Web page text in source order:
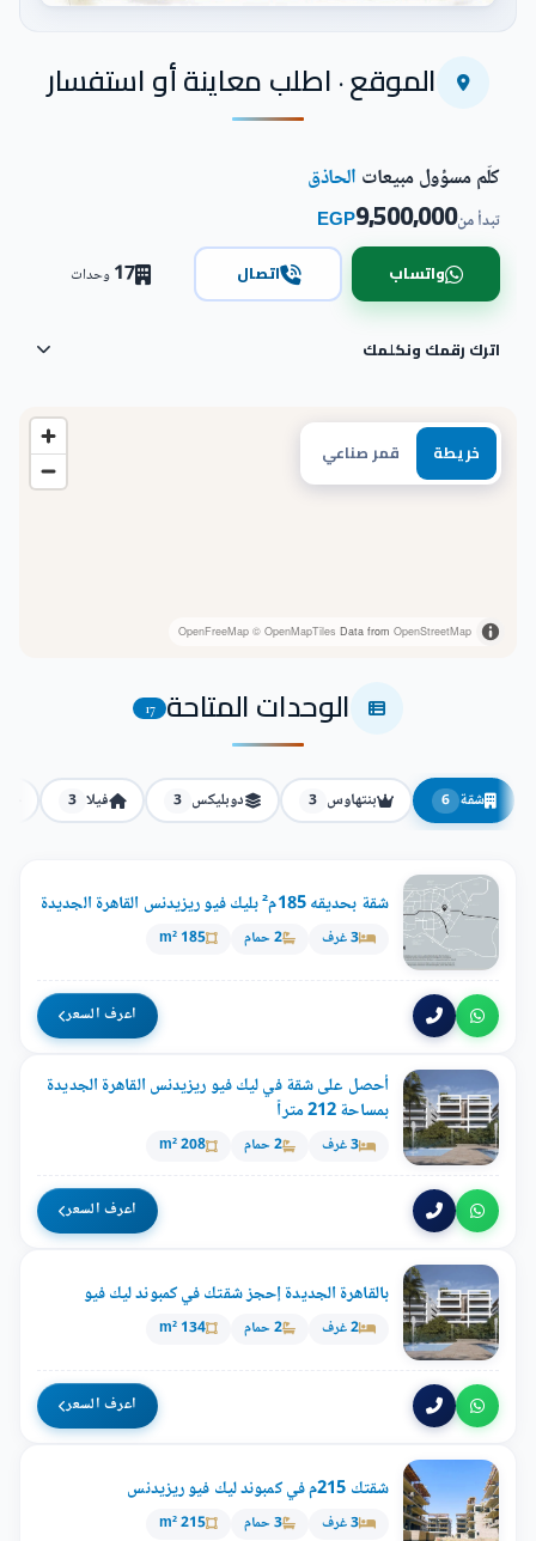
اضغط للتكبيرالموقع · اطلب معاينة أو استفسار
خريطة قمر صناعي
OpenFreeMap © OpenMapTiles Data from OpenStreetMap
كلّم مسؤول مبيعات الحاذق
تبدأ من9,500,000
EGP
واتساب اتصال 17وحدات
اترك رقمك ونكلمك
الوحدات المتاحة 17
شقة 6 بنتهاوس 3 دوبليكس 3 فيلا 3
شقة بحديقه 185م² بليك فيو ريزيدنس القاهرة الجديدة
3 غرف 2 حمام 185 m²
اعرف السعر
أحصل على شقة في ليك فيو ريزيدنس القاهرة الجديدة
بمساحة 212 متراً
3 غرف 2 حمام 208 m²
اعرف السعر
بالقاهرة الجديدة إحجز شقتك في كمبوند ليك فيو
2 غرف 2 حمام 134 m²
اعرف السعر
شقتك 215م في كمبوند ليك فيو ريزيدنس
3 غرف 3 حمام 215 m²